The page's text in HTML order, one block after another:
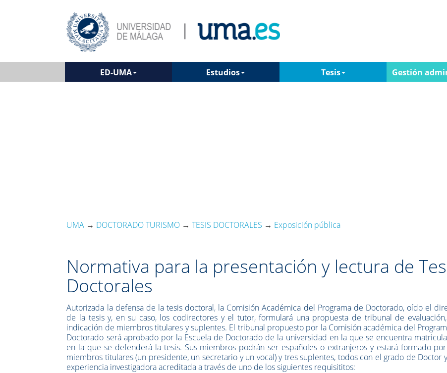
ED-UMA Estudios Tesis Gestión
UMA → DOCTORADO TURISMO → TESIS DOCTORALES → Exposición pública
Normativa para la presentación y lectura de
Doctorales
Autorizada la defensa de la tesis doctoral, la Comisión Académica del Programa de Doctorado, oído el
de la tesis y, en su caso, los codirectores y el tutor, formulará una propuesta de tribunal de
indicación de miembros titulares y suplentes. El tribunal propuesto por la Comisión académica del
Doctorado será aprobado por la Escuela de Doctorado de la universidad en la que se encuentra
en la que se defenderá la tesis. Sus miembros podrán ser españoles o extranjeros y estará formado
miembros titulares (un presidente, un secretario y un vocal) y tres suplentes, todos con el grado de Doctor
experiencia investigadora acreditada a través de uno de los siguientes requisititos: